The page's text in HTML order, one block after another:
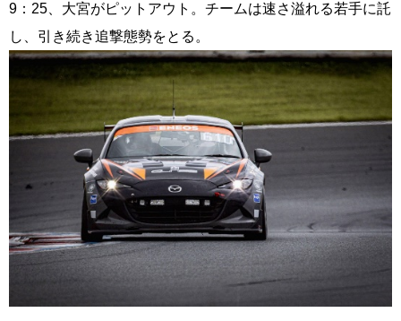
9：25、大宮がピットアウト。チームは速さ溢れる若手に託
し、引き続き追撃態勢をとる。